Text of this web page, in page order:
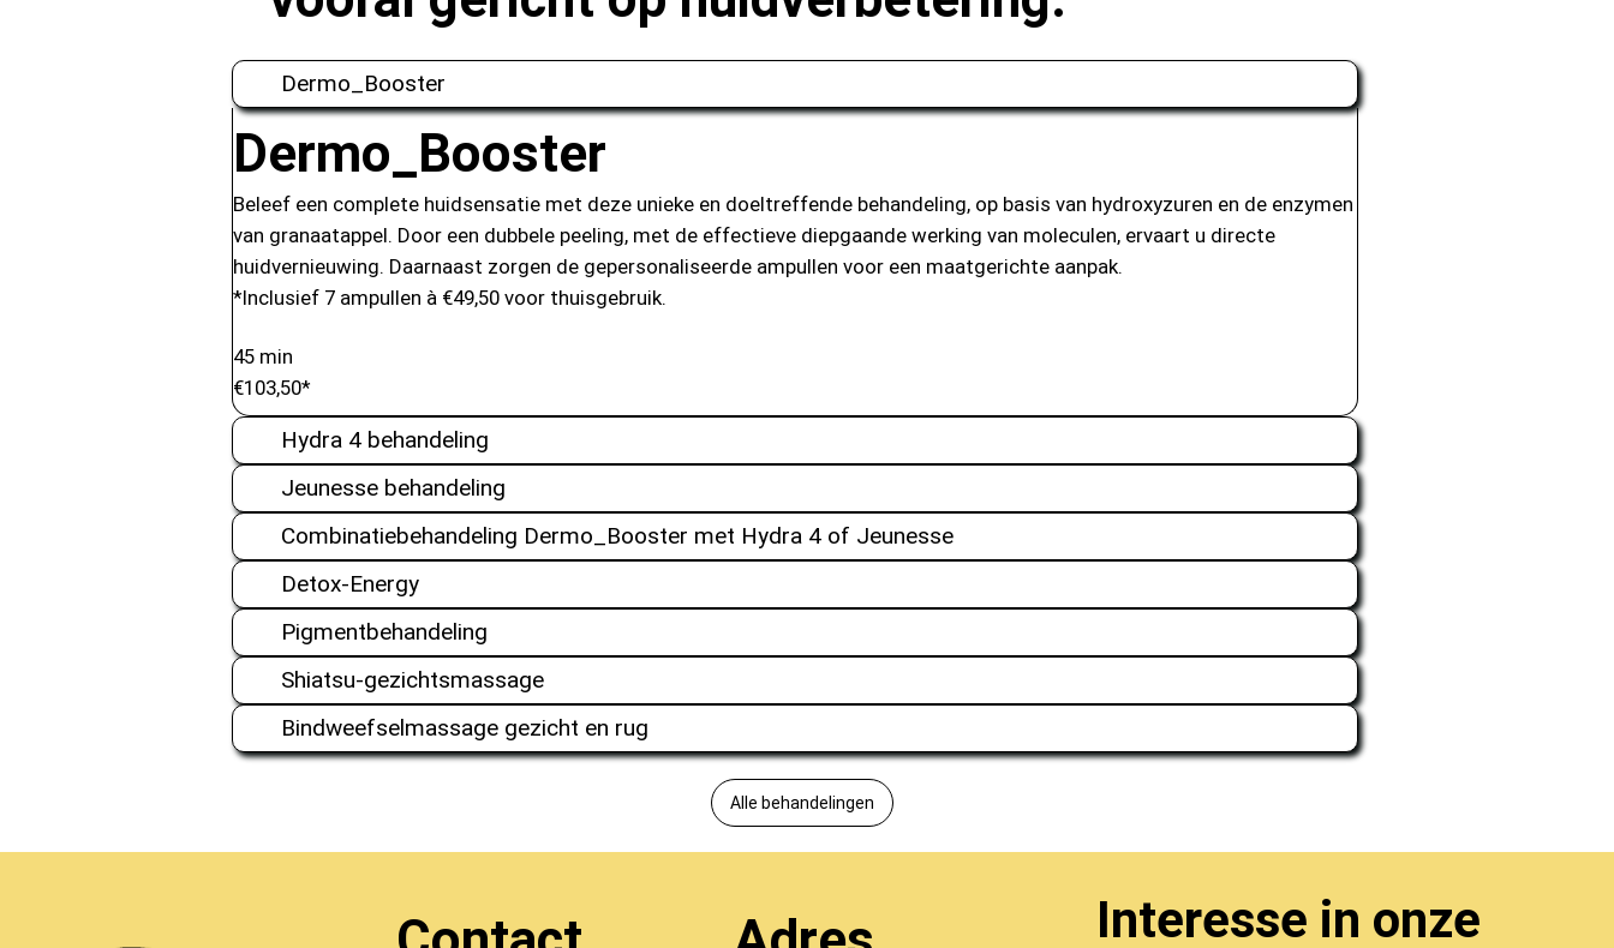
Dermo_Booster
Dermo_Booster
Beleef een complete huidsensatie met deze unieke en doeltreffende behandeling, op basis van hydroxyzuren en de enzymen
van granaatappel. Door een dubbele peeling, met de effectieve diepgaande werking van moleculen, ervaart u directe
huidvernieuwing. Daarnaast zorgen de gepersonaliseerde ampullen voor een maatgerichte aanpak.
*Inclusief 7 ampullen à €49,50 voor thuisgebruik.
45 min
€103,50*
Hydra 4 behandeling
Jeunesse behandeling
Combinatiebehandeling Dermo_Booster met Hydra 4 of Jeunesse
Detox-Energy
Pigmentbehandeling
Shiatsu-gezichtsmassage
Bindweefselmassage gezicht en rug
Alle behandelingen
Interesse in onze